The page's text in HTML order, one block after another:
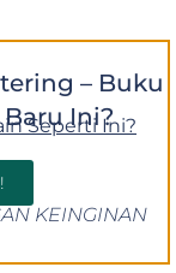
– Buku
Ini?
Seperti Ini?
KEINGINAN